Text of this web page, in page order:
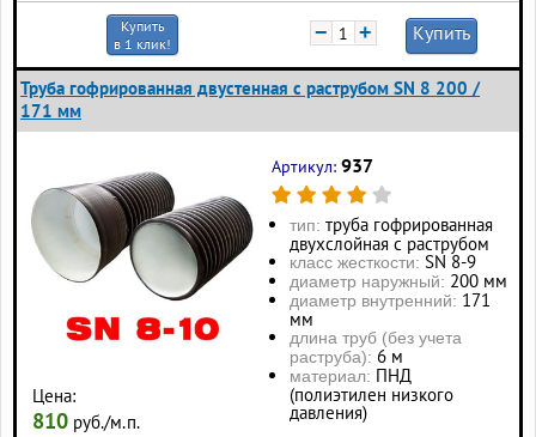
Купить
в 1 клик!
− + Купить
Труба гофрированная двустенная с раструбом SN 8 200 /
171 мм
Цена:
810 руб./м.п.
Артикул: 937
тип: труба гофрированная
двухслойная с раструбом
класс жесткости: SN 8-9
диаметр наружный: 200 мм
диаметр внутренний: 171
мм
длина труб (без учета
раструба): 6 м
материал: ПНД
(полиэтилен низкого
давления)